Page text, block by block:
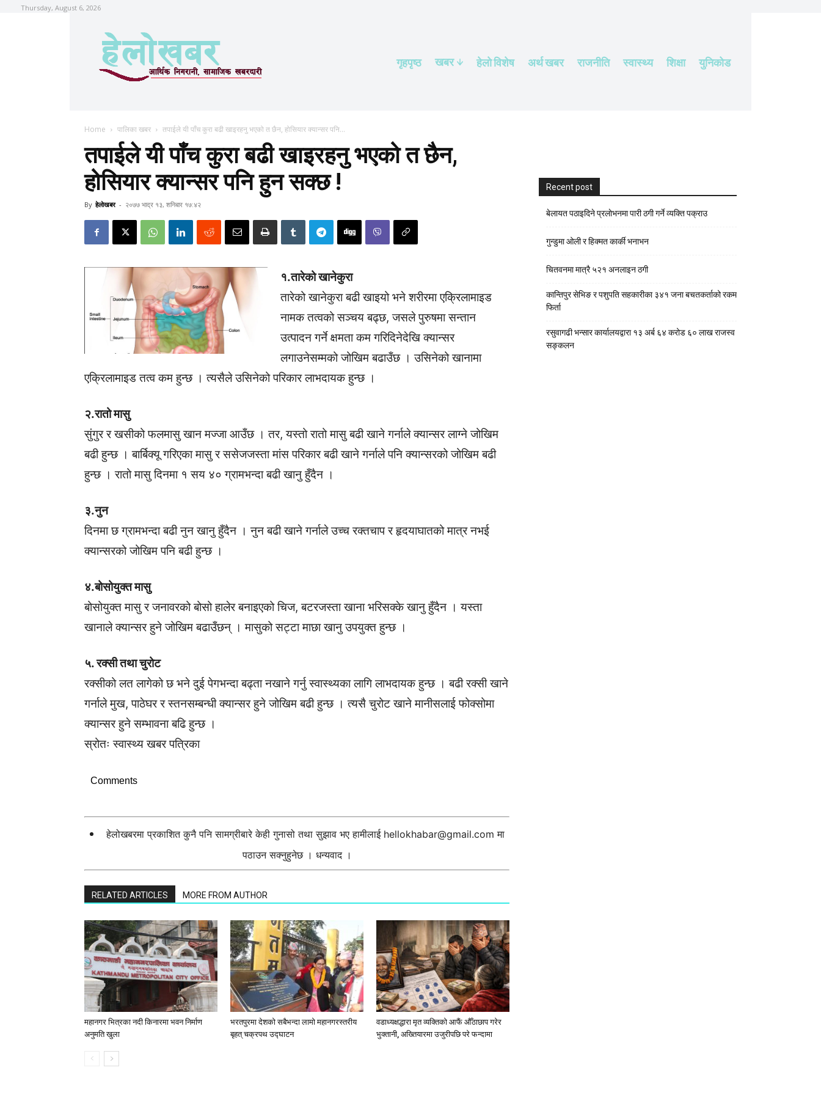
Thursday, August 6, 2026
गृहपृष्ठ खबर हेलाे विशेष अर्थ खबर राजनीति स्वास्थ्य शिक्षा युनिकोड
Home पालिका खबर तपाईले यी पाँच कुरा बढी खाइरहनु भएको त छैन, होसियार क्यान्सर पनि...
तपाईले यी पाँच कुरा बढी खाइरहनु भएको त छैन,
होसियार क्यान्सर पनि हुन सक्छ !
By हेलाेखबर - २०७७ भाद्र १३, शनिबार १७:४२
१.तारेको खानेकुरा
तारेको खानेकुरा बढी खाइयो भने शरीरमा एक्रिलामाइड
नामक तत्वको सञ्चय बढ्छ, जसले पुरुषमा सन्तान
उत्पादन गर्ने क्षमता कम गरिदिनेदेखि क्यान्सर
लगाउनेसम्मको जोखिम बढाउँछ । उसिनेको खानामा
एक्रिलामाइड तत्व कम हुन्छ । त्यसैले उसिनेको परिकार लाभदायक हुन्छ ।
२.रातो मासु
सुंगुर र खसीको फलमासु खान मज्जा आउँछ । तर, यस्तो रातो मासु बढी खाने गर्नाले क्यान्सर लाग्ने जोखिम
बढी हुन्छ । बार्बिक्यू गरिएका मासु र ससेजजस्ता मांस परिकार बढी खाने गर्नाले पनि क्यान्सरको जोखिम बढी
हुन्छ । रातो मासु दिनमा १ सय ४० ग्रामभन्दा बढी खानु हुँदैन ।
३.नुन
दिनमा छ ग्रामभन्दा बढी नुन खानु हुँदैन । नुन बढी खाने गर्नाले उच्च रक्तचाप र हृदयाघातको मात्र नभई
क्यान्सरको जोखिम पनि बढी हुन्छ ।
४.बोसोयुक्त मासु
बोसोयुक्त मासु र जनावरको बोसो हालेर बनाइएको चिज, बटरजस्ता खाना भरिसक्के खानु हुँदैन । यस्ता
खानाले क्यान्सर हुने जोखिम बढाउँछन् । मासुको सट्टा माछा खानु उपयुक्त हुन्छ ।
५. रक्सी तथा चुरोट
रक्सीको लत लागेको छ भने दुई पेगभन्दा बढ्ता नखाने गर्नु स्वास्थ्यका लागि लाभदायक हुन्छ । बढी रक्सी खाने
गर्नाले मुख, पाठेघर र स्तनसम्बन्धी क्यान्सर हुने जोखिम बढी हुन्छ । त्यसै चुरोट खाने मानीसलाई फोक्सोमा
क्यान्सर हुने सम्भावना बढि हुन्छ ।
स्रोतः स्वास्थ्य खबर पत्रिका
Comments
हेलोखबरमा प्रकाशित कुनै पनि सामग्रीबारे केही गुनासो तथा सुझाव भए हामीलाई hellokhabar@gmail.com मा
पठाउन सक्नुहुनेछ । धन्यवाद ।
RELATED ARTICLES MORE FROM AUTHOR
महानगर भित्रका नदी किनारमा भवन निर्माण
अनुमति खुला
भरतपुरमा देशको सबैभन्दा लामो महानगरस्तरीय
बृहत् चक्रपथ उद्घाटन
वडाध्यक्षद्धारा मृत व्यक्तिको आफैं औँठाछाप गरेर
भुक्तानी, अख्तियारमा उजुरीपछि परे फन्दामा
Recent post
बेलायत पठाइदिने प्रलाेभनमा पारी ठगी गर्ने व्यक्ति पक्राउ
गुन्डुमा ओली र हिक्मत कार्की भनाभन
चितवनमा मात्रै ५२१ अनलाइन ठगी
कान्तिपुर सेभिङ र पशुपति सहकारीका ३४१ जना बचतकर्ताको रकम
फिर्ता
रसुवागढी भन्सार कार्यालयद्वारा १३ अर्ब ६४ करोड ६० लाख राजस्व
सङ्कलन